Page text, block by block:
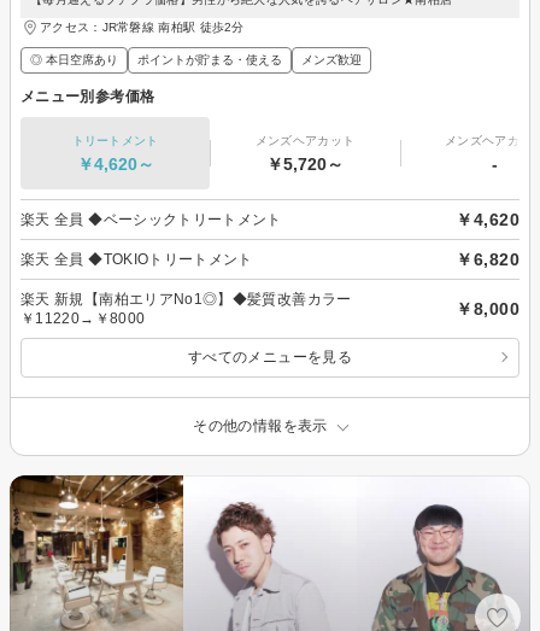
アクセス：JR常磐線 南柏駅 徒歩2分
◎ 本日空席あり ポイントが貯まる・使える メンズ歓迎
メニュー別参考価格
トリートメント
￥4,620～
メンズヘアカット
￥5,720～
メンズヘアカラ
-
楽天 全員 ◆ベーシックトリートメント ￥4,620
楽天 全員 ◆TOKIOトリートメント ￥6,820
楽天 新規【南柏エリアNo1◎】◆髪質改善カラー
￥11220→￥8000
￥8,000
すべてのメニューを見る
その他の情報を表示